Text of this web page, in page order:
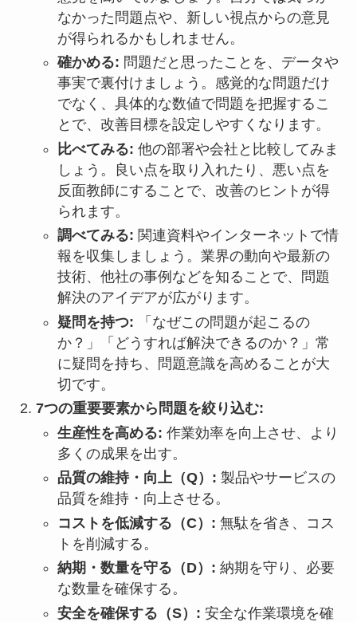
なかった問題点や、新しい視点からの意見
が得られるかもしれません。
確かめる: 問題だと思ったことを、データや
事実で裏付けましょう。感覚的な問題だけ
でなく、具体的な数値で問題を把握するこ
とで、改善目標を設定しやすくなります。
比べてみる: 他の部署や会社と比較してみま
しょう。良い点を取り入れたり、悪い点を
反面教師にすることで、改善のヒントが得
られます。
調べてみる: 関連資料やインターネットで情
報を収集しましょう。業界の動向や最新の
技術、他社の事例などを知ることで、問題
解決のアイデアが広がります。
疑問を持つ: 「なぜこの問題が起こるの
か？」「どうすれば解決できるのか？」常
に疑問を持ち、問題意識を高めることが大
切です。
7つの重要要素から問題を絞り込む:
生産性を高める: 作業効率を向上させ、より
多くの成果を出す。
品質の維持・向上（Q）: 製品やサービスの
品質を維持・向上させる。
コストを低減する（C）: 無駄を省き、コス
トを削減する。
納期・数量を守る（D）: 納期を守り、必要
な数量を確保する。
安全を確保する（S）: 安全な作業環境を確